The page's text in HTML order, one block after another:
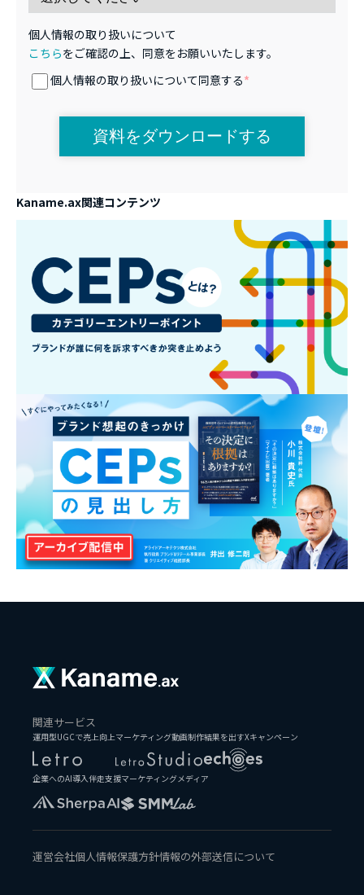
個人情報の取り扱いについて
こちらをご確認の上、同意をお願いいたします。
個人情報の取り扱いについて同意する*
Kaname.ax関連コンテンツ
関連サービス
運用型UGCで売上向上マーケティング動画制作結果を出すXキャンペーン
企業へのAI導入伴走支援マーケティングメディア
運営会社個人情報保護方針情報の外部送信について